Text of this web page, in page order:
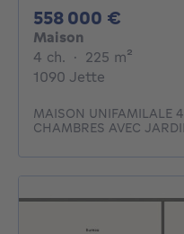
558 000 €
Maison
4 ch. 4 chambres
· 225 m²
1090 Jette
MAISON UNIFAMILALE 4
CHAMBRES AVEC